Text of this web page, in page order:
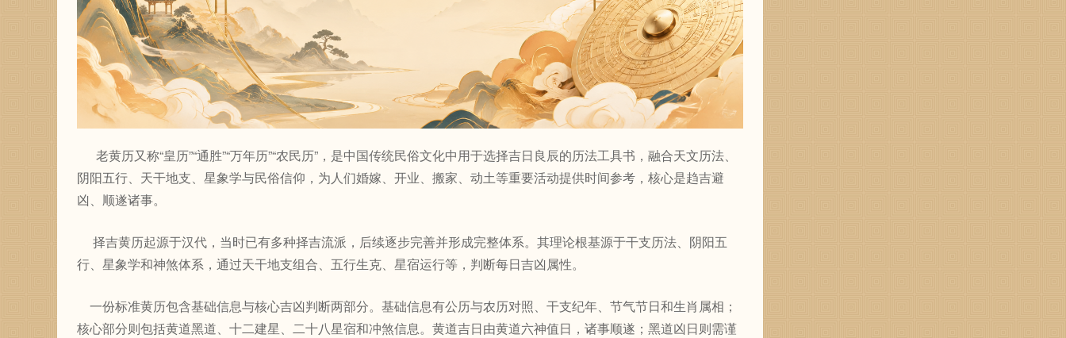
老黄历又称“皇历”“通胜”“万年历”“农民历”，是中国传统民俗文化中用于选择吉日良辰的历法工具书，融合天文历法、
阴阳五行、天干地支、星象学与民俗信仰，为人们婚嫁、开业、搬家、动土等重要活动提供时间参考，核心是趋吉避
凶、顺遂诸事。
择吉黄历起源于汉代，当时已有多种择吉流派，后续逐步完善并形成完整体系。其理论根基源于干支历法、阴阳五
行、星象学和神煞体系，通过天干地支组合、五行生克、星宿运行等，判断每日吉凶属性。
一份标准黄历包含基础信息与核心吉凶判断两部分。基础信息有公历与农历对照、干支纪年、节气节日和生肖属相；
核心部分则包括黄道黑道、十二建星、二十八星宿和冲煞信息。黄道吉日由黄道六神值日，诸事顺遂；黑道凶日则需谨